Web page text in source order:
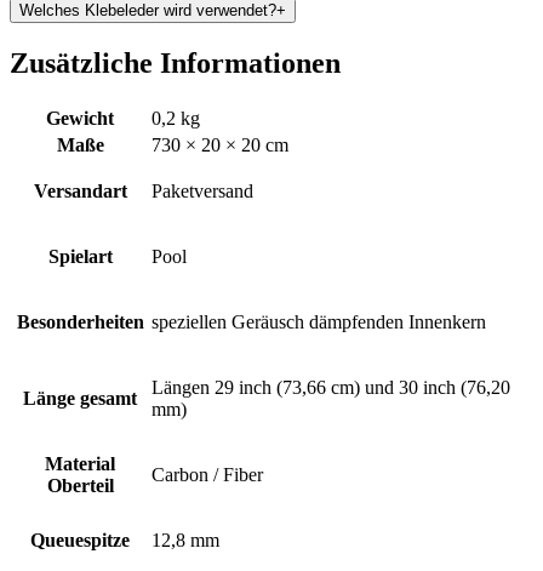
Welches Klebeleder wird verwendet?+
Zusätzliche Informationen
Gewicht
0,2 kg
Maße
730 × 20 × 20 cm
Versandart Paketversand
Spielart Pool
Besonderheiten speziellen Geräusch dämpfenden Innenkern
Länge gesamt
Längen 29 inch (73,66 cm) und 30 inch (76,20
mm)
Material
Oberteil
Carbon / Fiber
Queuespitze 12,8 mm